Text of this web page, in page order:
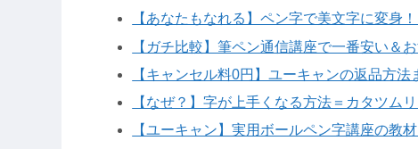
【あなたもなれる】ペン字で美文字に変身
【ガチ比較】筆ペン通信講座で一番安い＆
【キャンセル料0円】ユーキャンの返品方法
【なぜ？】字が上手くなる方法＝カタツム
【ユーキャン】実用ボールペン字講座の教